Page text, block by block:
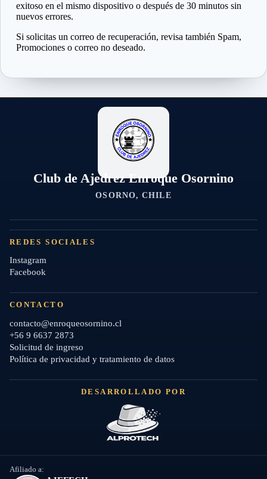
exitoso en el mismo dispositivo o después de 30 minutos sin
nuevos errores.
Si solicitas un correo de recuperación, revisa también Spam,
Promociones o correo no deseado.
Club de Ajedrez Enroque Osornino
OSORNO, CHILE
REDES SOCIALES
Instagram
Facebook
CONTACTO
contacto@enroqueosornino.cl
+56 9 6637 2873
Solicitud de ingreso
Política de privacidad y tratamiento de datos
DESARROLLADO POR
Afiliado a: